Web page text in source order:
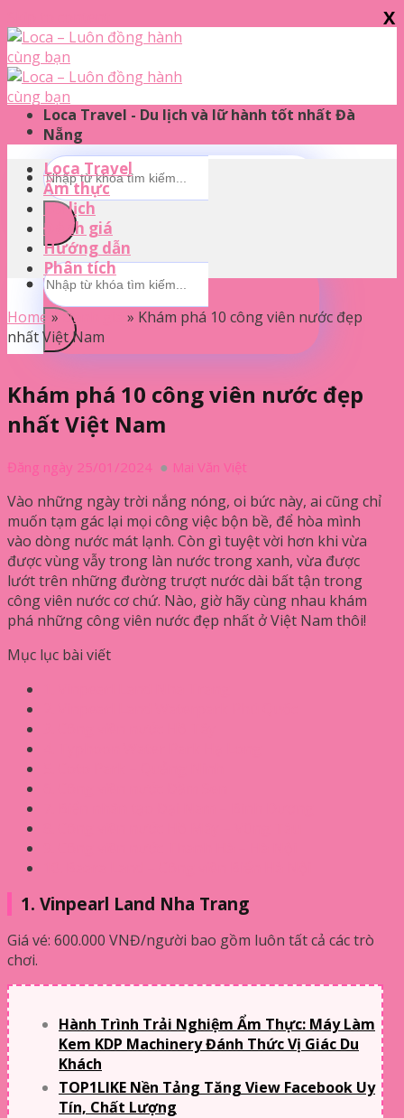
Loca Travel - Du lịch và lữ hành tốt nhất Đà
Nẵng
Loca Travel
Ẩm thực
Du lịch
Đánh giá
Hướng dẫn
Phân tích
Home »Đánh giá » Khám phá 10 công viên nước đẹp
nhất Việt Nam
Khám phá 10 công viên nước đẹp
nhất Việt Nam
Đăng ngày 25/01/2024 Mai Văn Việt
Vào những ngày trời nắng nóng, oi bức này, ai cũng chỉ
muốn tạm gác lại mọi công việc bộn bề, để hòa mình
vào dòng nước mát lạnh. Còn gì tuyệt vời hơn khi vừa
được vùng vẫy trong làn nước trong xanh, vừa được
lướt trên những đường trượt nước dài bất tận trong
công viên nước cơ chứ. Nào, giờ hãy cùng nhau khám
phá những công viên nước đẹp nhất ở Việt Nam thôi!
Mục lục bài viết
1. Vinpearl Land Nha Trang
Giá vé: 600.000 VNĐ/người bao gồm luôn tất cả các trò
chơi.
Hành Trình Trải Nghiệm Ẩm Thực: Máy Làm
Kem KDP Machinery Đánh Thức Vị Giác Du
Khách
TOP1LIKE Nền Tảng Tăng View Facebook Uy
Tín, Chất Lượng
X